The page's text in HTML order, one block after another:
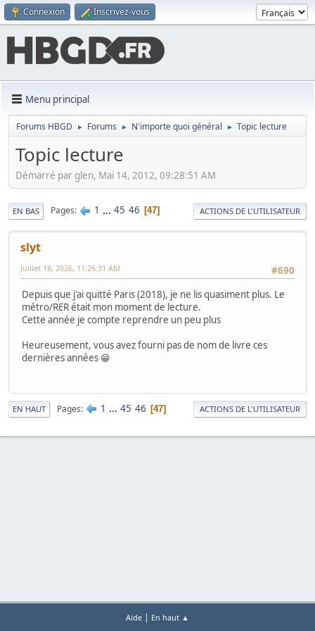
Connexion Inscrivez-vous
Menu principal
Forums HBGD ► Forums ► N'importe quoi général ► Topic lecture
Topic lecture
Démarré par glen, Mai 14, 2012, 09:28:51 AM
EN BAS Pages 1 ... 45 46 47 ACTIONS DE L'UTILISATEUR
slyt
#690
Juillet 18, 2026, 11:26:31 AM
Depuis que j'ai quitté Paris (2018), je ne lis quasiment plus. Le
métro/RER était mon moment de lecture.
Cette année je compte reprendre un peu plus
Heureusement, vous avez fourni pas de nom de livre ces
dernières années 😁
EN HAUT Pages 1 ... 45 46 47 ACTIONS DE L'UTILISATEUR
Aide | En haut ▲